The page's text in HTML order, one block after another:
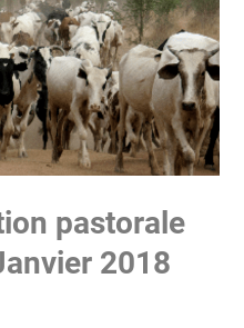
pastorale
2018